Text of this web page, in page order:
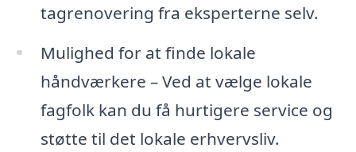
tagrenovering fra eksperterne selv.
Mulighed for at finde lokale
håndværkere – Ved at vælge lokale
fagfolk kan du få hurtigere service og
støtte til det lokale erhvervsliv.